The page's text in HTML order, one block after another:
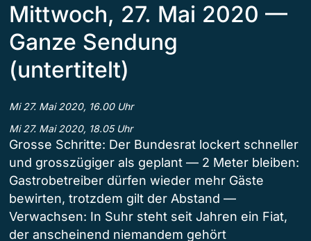
Mittwoch, 27. Mai 2020 —
Ganze Sendung
(untertitelt)
Mi 27. Mai 2020, 16.00 Uhr
Mi 27. Mai 2020, 18.05 Uhr
Grosse Schritte: Der Bundesrat lockert schneller
und grosszügiger als geplant — 2 Meter bleiben:
Gastrobetreiber dürfen wieder mehr Gäste
bewirten, trotzdem gilt der Abstand —
Verwachsen: In Suhr steht seit Jahren ein Fiat,
der anscheinend niemandem gehört